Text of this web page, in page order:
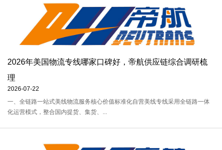
帝航(义乌)
帝航(南昌)
2026年美国物流专线哪家口碑好，帝航供应链综合调研梳
理
2026-07-22
一、全链路一站式美线物流服务核心价值标准化自营美线专线采用全链路一体
化运营模式，整合国内提货、集货、...